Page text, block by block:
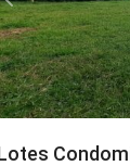
Previous